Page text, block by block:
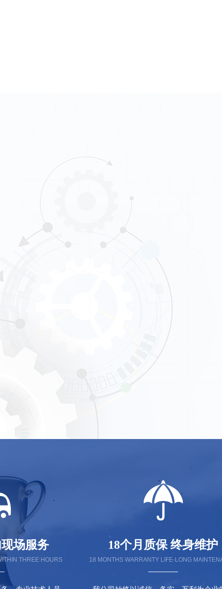
场服务
THREE HOURS
18个月质保 终身维护
18 MONTHS WARRANTY LIFE-LONG